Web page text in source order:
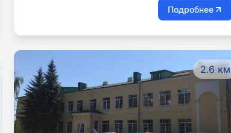
Подробнее
2.6 км